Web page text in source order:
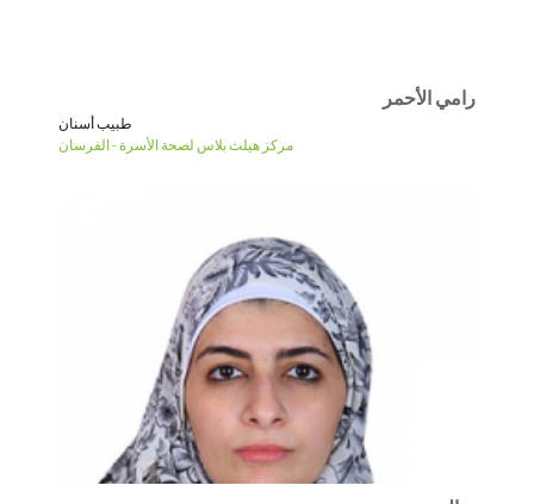
رامي الأحمر
طبيب أسنان
مركز هيلث بلاس لصحة الأسرة - الفرسان